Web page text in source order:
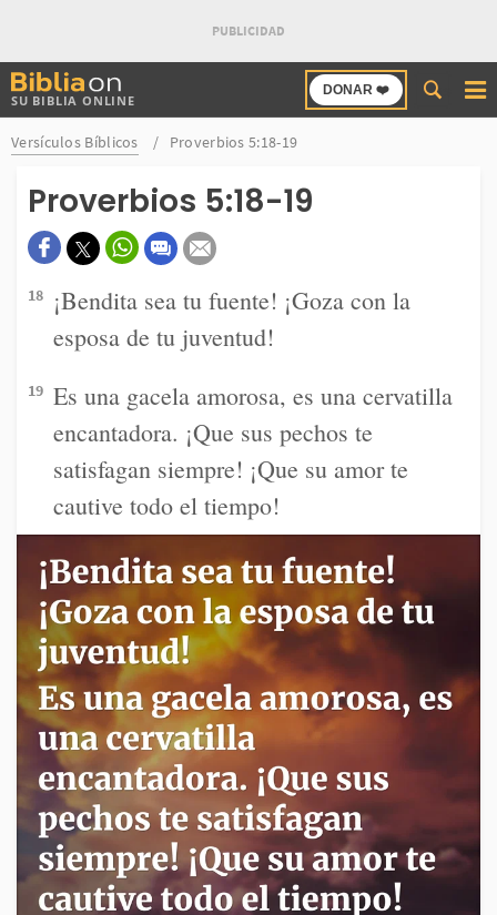
SU BIBLIA ONLINE
DONAR ❤️
Buscar
en
Bibliaon
Versículos Bíblicos Proverbios 5:18-19
Proverbios 5:18-19
18
¡Bendita sea tu fuente! ¡Goza con la
esposa de tu juventud!
19 Es una gacela amorosa, es una cervatilla
encantadora. ¡Que sus pechos te
satisfagan siempre! ¡Que su amor te
cautive todo el tiempo!